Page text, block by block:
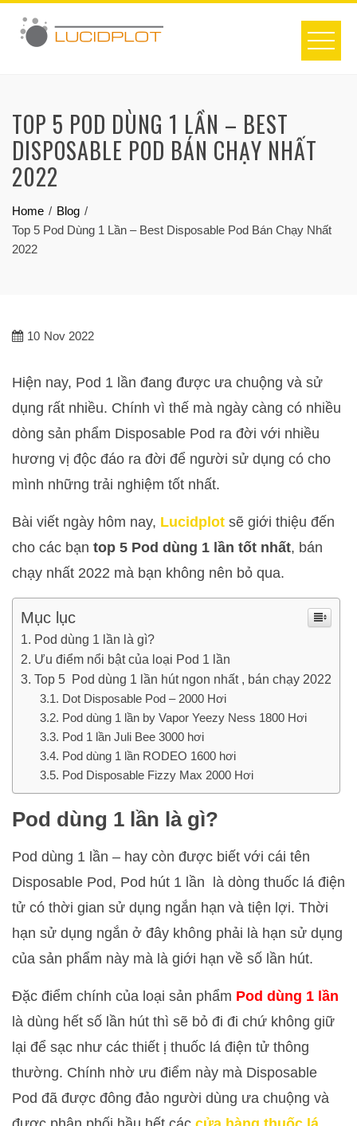
TOP 5 POD DÙNG 1 LẦN – BEST
DISPOSABLE POD BÁN CHẠY NHẤT
2022
Home
Blog
Top 5 Pod Dùng 1 Lần – Best Disposable Pod Bán Chạy Nhất
2022
10 Nov 2022
Hiện nay, Pod 1 lần đang được ưa chuộng và sử
dụng rất nhiều. Chính vì thế mà ngày càng có nhiều
dòng sản phẩm Disposable Pod ra đời với nhiều
hương vị độc đáo ra đời để người sử dụng có cho
mình những trải nghiệm tốt nhất.
Bài viết ngày hôm nay, Lucidplot sẽ giới thiệu đến
cho các bạn top 5 Pod dùng 1 lần tốt nhất, bán
chạy nhất 2022 mà bạn không nên bỏ qua.
Mục lục
Pod dùng 1 lần là gì?
Ưu điểm nổi bật của loại Pod 1 lần
Top 5 Pod dùng 1 lần hút ngon nhất , bán chạy 2022
Dot Disposable Pod – 2000 Hơi
Pod dùng 1 lần by Vapor Yeezy Ness 1800 Hơi
Pod 1 lần Juli Bee 3000 hơi
Pod dùng 1 lần RODEO 1600 hơi
Pod Disposable Fizzy Max 2000 Hơi
Pod dùng 1 lần là gì?
Pod dùng 1 lần – hay còn được biết với cái tên
Disposable Pod, Pod hút 1 lần là dòng thuốc lá điện
tử có thời gian sử dụng ngắn hạn và tiện lợi. Thời
hạn sử dụng ngắn ở đây không phải là hạn sử dụng
của sản phẩm này mà là giới hạn về số lần hút.
Đặc điểm chính của loại sản phẩm Pod dùng 1 lần
là dùng hết số lần hút thì sẽ bỏ đi đi chứ không giữ
lại để sạc như các thiết ị thuốc lá điện tử thông
thường. Chính nhờ ưu điểm này mà Disposable
Pod đã được đông đảo người dùng ưa chuộng và